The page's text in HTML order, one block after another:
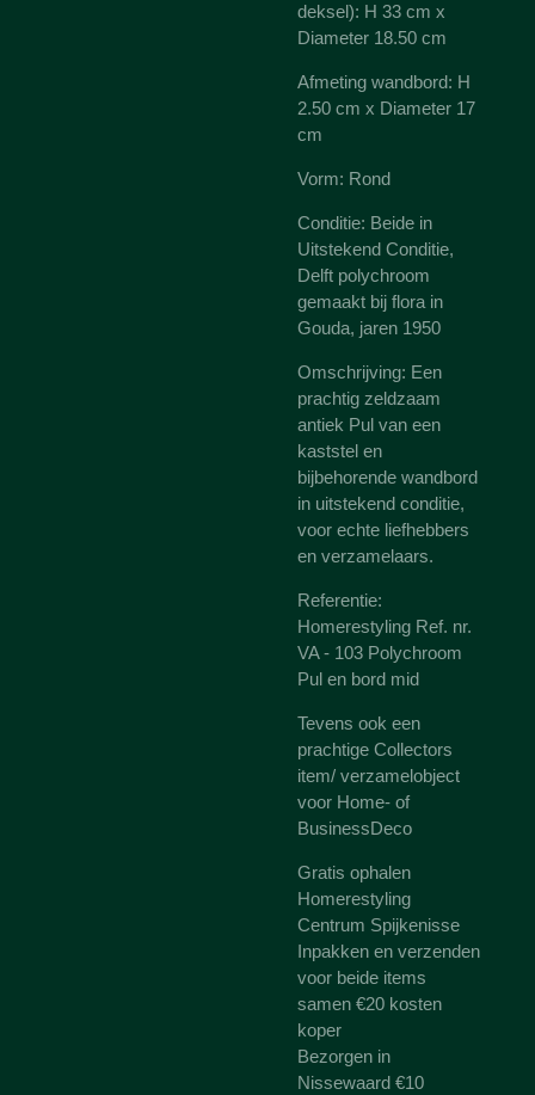
deksel): H 33 cm x
Diameter 18.50 cm
Afmeting wandbord: H
2.50 cm x Diameter 17
cm
Vorm: Rond
Conditie: Beide in
Uitstekend Conditie,
Delft polychroom
gemaakt bij flora in
Gouda, jaren 1950
Omschrijving: Een
prachtig zeldzaam
antiek Pul van een
kaststel en
bijbehorende wandbord
in uitstekend conditie,
voor echte liefhebbers
en verzamelaars.
Referentie:
Homerestyling Ref. nr.
VA - 103 Polychroom
Pul en bord mid
Tevens ook een
prachtige Collectors
item/ verzamelobject
voor Home- of
BusinessDeco
Gratis ophalen
Homerestyling
Centrum Spijkenisse
Inpakken en verzenden
voor beide items
samen €20 kosten
koper
Bezorgen in
Nissewaard €10